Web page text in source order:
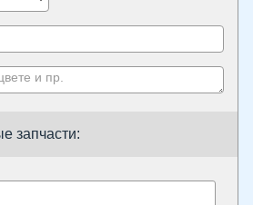
запчасти: